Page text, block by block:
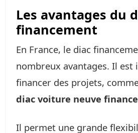
Les avantages du
financement
En France, le diac
nombreux avantages. Il est
financer des projets, comme
diac voiture neuve
Il permet une grande